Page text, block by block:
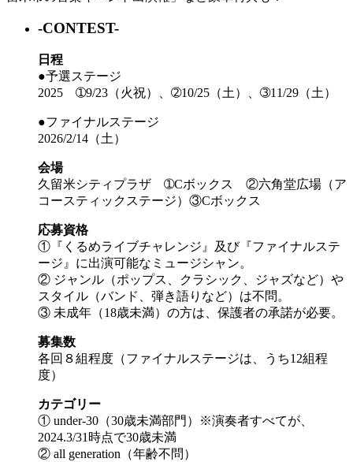
-CONTEST-
日程
●予選ステージ
2025 ➀9/23（火祝）、➁10/25（土）、➂11/29（土）
●ファイナルステージ
2026/2/14（土）
会場
久留米シティプラザ ➀Cボックス ②六角堂広場（ア
コースティックステージ）③Cボックス
応募資格
①『くるめライブチャレンジ』及び『ファイナルステ
ージ』に出演可能なミュージシャン。
② ジャンル（ポップス、クラシック、ジャズなど）や
スタイル（バンド、弾き語りなど）は不問。
③ 未成年（18歳未満）の方は、保護者の承諾が必要。
募集数
各回８組程度（ファイナルステージは、うち12組程
度）
カテゴリー
① under-30（30歳未満部門）※演奏者すべてが、
2024.3/31時点で30歳未満
② all generation（年齢不問）